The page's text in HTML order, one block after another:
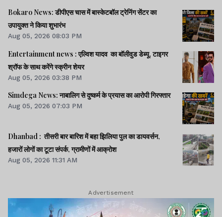
Bokaro News: डीपीएस चास में बास्केटबॉल ट्रेनिंग सेंटर का
उपायुक्त ने किया शुभारंभ
Aug 05, 2026 08:03 PM
Entertainment news : एल्विश यादव का बॉलीवुड डेब्यू, टाइगर
श्रॉफ के साथ करेंगे स्क्रीन शेयर
Aug 05, 2026 03:38 PM
Simdega News: नाबालिग से दुष्कर्म के प्रयास का आरोपी गिरफ्तार
Aug 05, 2026 07:03 PM
Dhanbad : तीसरी बार बारिश में बहा झिलिया पुल का डायवर्सन,
हजारों लोगों का टूटा संपर्क, ग्रामीणों में आक्रोश
Aug 05, 2026 11:31 AM
Advertisement